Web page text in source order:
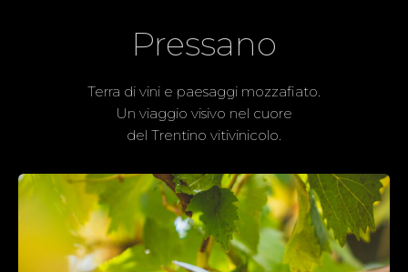
Pressano
Terra di vini e paesaggi mozzafiato.
Un viaggio visivo nel cuore
del Trentino vitivinicolo.